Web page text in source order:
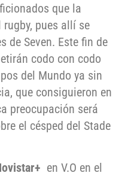
que la
pues allí se
de Seven. Este fin de
codo con codo
del Mundo ya sin
que consiguieron en
preocupación será
el césped del Stade
en V.O en el